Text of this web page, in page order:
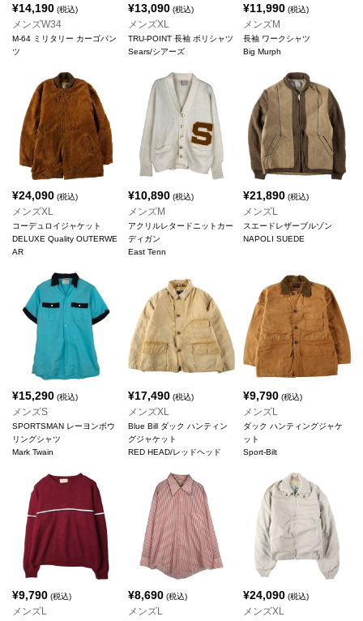
¥14,190 (税込)
メンズW34
M-64 ミリタリー カーゴパン
ツ
¥13,090(税込)
メンズXL
TRU-POINT 長袖 ポリシャツ
Sears/シアーズ
¥11,990 (税込)
メンズM
長袖 ワークシャツ
Big Murph
¥24,090 (税込)
メンズXL
コーデュロイジャケット
DELUXE Quality OUTERWE
AR
¥10,890(税込)
メンズM
アクリルレタードニットカー
ディガン
East Tenn
¥21,890 (税込)
メンズL
スエードレザーブルゾン
NAPOLI SUEDE
¥15,290 (税込)
メンズS
SPORTSMAN レーヨンボウ
リングシャツ
Mark Twain
¥17,490(税込)
メンズXL
Blue Bill ダック ハンティン
グジャケット
RED HEAD/レッドヘッド
¥9,790 (税込)
メンズL
ダック ハンティングジャケ
ット
Sport-Bilt
¥9,790 (税込)
メンズL
¥8,690(税込)
メンズL
¥24,090 (税込)
メンズXL